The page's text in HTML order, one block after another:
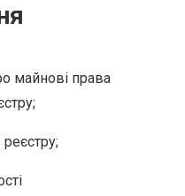
майнові права